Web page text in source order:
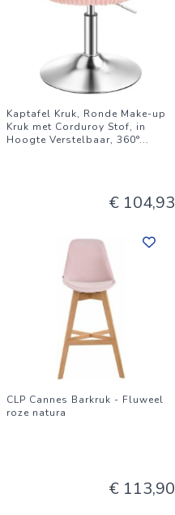
Kaptafel Kruk, Ronde Make-up
Kruk met Corduroy Stof, in
Hoogte Verstelbaar, 360°...
€ 104,93
CLP Cannes Barkruk - Fluweel
roze natura
€ 113,90